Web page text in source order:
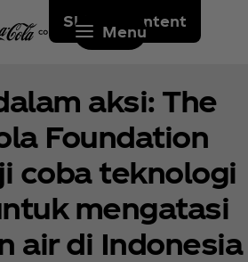
Skip to content
Menu
aksi: The
Foundation
coba teknologi
mengatasi
air di Indonesia